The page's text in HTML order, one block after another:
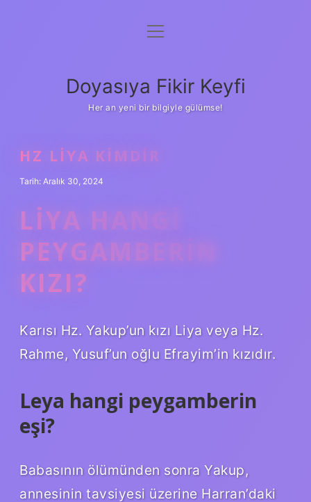
Anasayfa
Yasal Uyarı
menüyü
Doyasıya Fikir Keyfi
Her an yeni bir bilgiyle gülümse!
HZ LIYA KIMDIR
Tarih: Aralık 30, 2024
LIYA HANGI
PEYGAMBERIN
KIZI?
Karısı Hz. Yakup’un kızı Liya veya Hz.
Rahme, Yusuf’un oğlu Efrayim’in kızıdır.
Leya hangi peygamberin
eşi?
Babasının ölümünden sonra Yakup,
annesinin tavsiyesi üzerine Harran’daki